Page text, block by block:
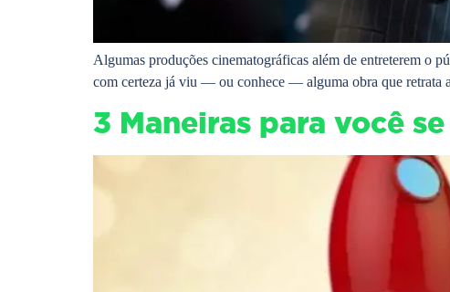
Algumas produções cinematográficas além de entreterem o
com certeza já viu — ou conhece — alguma obra que retrata
3 Maneiras para você